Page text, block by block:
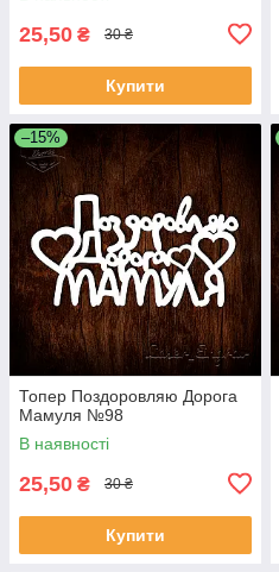
25,50 ₴ 30 ₴
Купити
–15%
Топер Поздоровляю Дорога
Мамуля №98
В наявності
25,50 ₴ 30 ₴
Купити